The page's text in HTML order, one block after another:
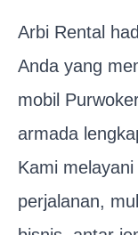
Arbi Rental
Anda yang
mobil
armada
Kami
perjalanan,